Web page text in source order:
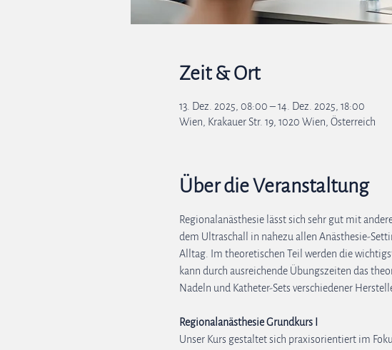
Zeit & Ort
13. Dez. 2025, 08:00 – 14. Dez. 2025, 18:00
Wien, Krakauer Str. 19, 1020 Wien, Österreich
Über die Veranstaltung
Regionalanästhesie lässt sich sehr gut mit
dem Ultraschall in nahezu allen Anästhesie-
Alltag. Im theoretischen Teil werden die
kann durch ausreichende Übungszeiten das
Nadeln und Katheter-Sets verschiedener
Regionalanästhesie Grundkurs I
Unser Kurs gestaltet sich praxisorientiert im